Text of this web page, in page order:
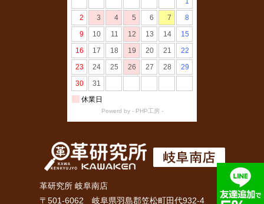
革研究所 岐阜南店
〒501-6062 岐阜県羽島郡笠松町田代932-4